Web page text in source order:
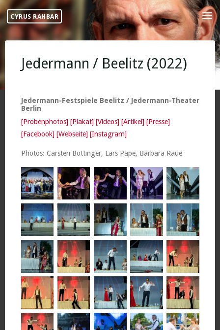
Skip
content
CYRUS RAHBAR
Jedermann / Beelitz (2022)
Jedermann-Festspiele Beelitz / Jedermann-Theater
Berlin
[Probenphotos] [Plakat] [Videos] [Artikel] [Presse]
[Facebook] [Webseite] [Instagram]
Photos: Carsten Böttinger, Lars Pape, Barbara Raue